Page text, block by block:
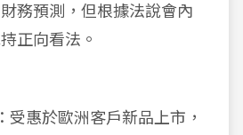
務預測，但根據法說會內
正向看法。
：受惠於歐洲客戶新品上市，